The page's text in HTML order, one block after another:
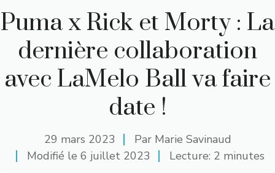
Puma x Rick et Morty : La
dernière collaboration
avec LaMelo Ball va faire
date !
29 mars 2023 Par Marie Savinaud
Modifié le 6 juillet 2023 Lecture: 2 minutes